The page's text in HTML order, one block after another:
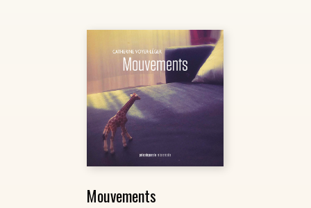
Mouvements